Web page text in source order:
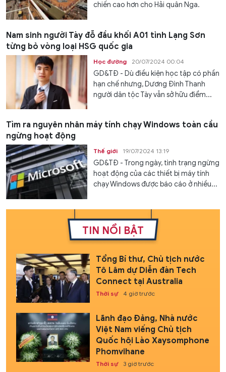
chiến cao hơn cho Hải quân Nga.
Nam sinh người Tày đỗ đầu khối A01 tỉnh Lạng Sơn
từng bỏ vòng loại HSG quốc gia
Học đường 20/07/2024 00:04
GD&TĐ - Dù điều kiện học tập có phần
hạn chế nhưng, Dương Đình Thanh
người dân tộc Tày vẫn sở hữu điểm...
Tìm ra nguyên nhân máy tính chạy Windows toàn cầu
ngừng hoạt động
Thế giới 19/07/2024 13:19
GD&TĐ - Trong ngày, tình trạng ngừng
hoạt động của các thiết bị máy tính
chạy Windows được báo cáo ở nhiều...
TIN NỔI BẬT
Tổng Bí thư, Chủ tịch nước
Tô Lâm dự Diễn đàn Tech
Connect tại Australia
Thời sự 4 giờ trước
Lãnh đạo Đảng, Nhà nước
Việt Nam viếng Chủ tịch
Quốc hội Lào Xaysomphone
Phomvihane
Thời sự 3 giờ trước